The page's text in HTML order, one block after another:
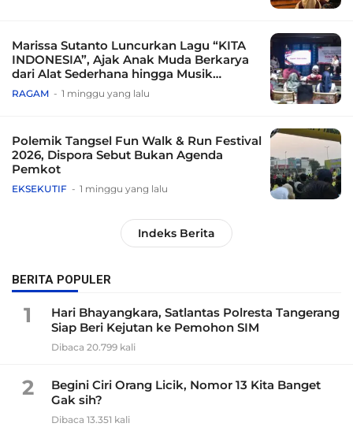
Marissa Sutanto Luncurkan Lagu “KITA
INDONESIA”, Ajak Anak Muda Berkarya
dari Alat Sederhana hingga Musik
Tradisional
RAGAM 1 minggu yang lalu
Polemik Tangsel Fun Walk & Run Festival
2026, Dispora Sebut Bukan Agenda
Pemkot
EKSEKUTIF 1 minggu yang lalu
Indeks Berita
BERITA POPULER
1
Hari Bhayangkara, Satlantas Polresta Tangerang
Siap Beri Kejutan ke Pemohon SIM
Dibaca 20.799 kali
2
Begini Ciri Orang Licik, Nomor 13 Kita Banget
Gak sih?
Dibaca 13.351 kali